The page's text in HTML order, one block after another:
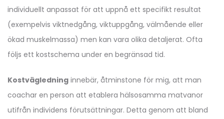
individuellt anpassat för att uppnå ett specifikt resultat
(exempelvis viktnedgång, viktuppgång, välmående eller
ökad muskelmassa) men kan vara olika detaljerat. Ofta
följs ett kostschema under en begränsad tid.
Kostvägledning innebär, åtminstone för mig, att man
coachar en person att etablera hälsosamma matvanor
utifrån individens förutsättningar. Detta genom att bland